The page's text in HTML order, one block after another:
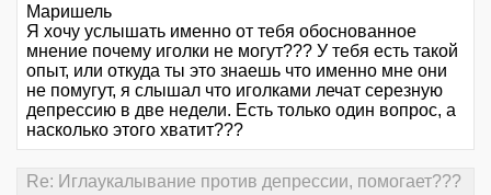
Маришель
Я хочу услышать именно от тебя обоснованное
мнение почему иголки не могут??? У тебя есть такой
опыт, или откуда ты это знаешь что именно мне они
не помугут, я слышал что иголками лечат серезную
депрессию в две недели. Есть только один вопрос, а
насколько этого хватит???
Re: Иглаукалывание против депрессии, помогает???